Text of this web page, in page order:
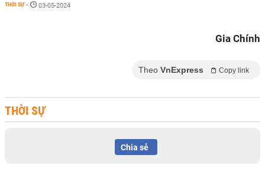
THỜI SỰ - 03-05-2024
Gia Chính
Theo VnExpress Copy link
THỜI SỰ
Chia sẻ